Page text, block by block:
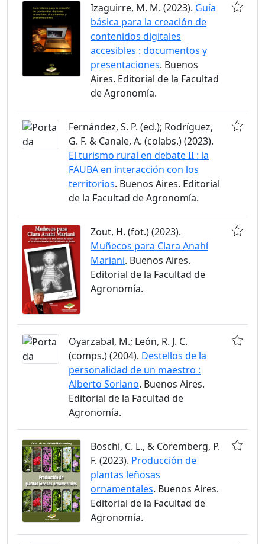
Izaguirre, M. M. (2023). Guía
básica para la creación de
contenidos digitales
accesibles : documentos y
presentaciones. Buenos
Aires. Editorial de la Facultad
de Agronomía.
Fernández, S. P. (ed.); Rodríguez,
G. F. & Canale, A. (colabs.) (2023).
El turismo rural en debate II : la
FAUBA en interacción con los
territorios. Buenos Aires. Editorial
de la Facultad de Agronomía.
Zout, H. (fot.) (2023).
Muñecos para Clara Anahí
Mariani. Buenos Aires.
Editorial de la Facultad de
Agronomía.
Oyarzabal, M.; León, R. J. C.
(comps.) (2004). Destellos de la
personalidad de un maestro :
Alberto Soriano. Buenos Aires.
Editorial de la Facultad de
Agronomía.
Boschi, C. L., & Coremberg, P.
F. (2023). Producción de
plantas leñosas
ornamentales. Buenos Aires.
Editorial de la Facultad de
Agronomía.